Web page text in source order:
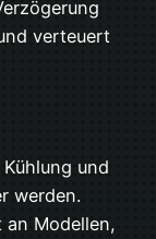
verteuert
und
werden.
Modellen,